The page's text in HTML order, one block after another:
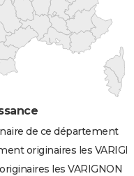
de ce département
originaires les
les VARIGNON